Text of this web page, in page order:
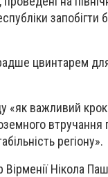
запобігти
цвинтарем
«як важливий
втручання
регіону».
Нікола